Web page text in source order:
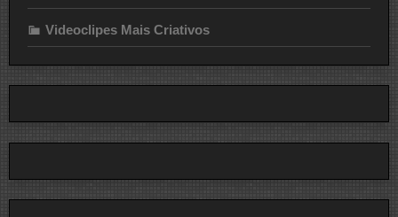
Videoclipes Mais Criativos